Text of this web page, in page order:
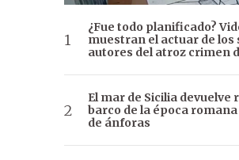
¿Fue todo planificado?
muestran el actuar de los
autores del atroz crimen
El mar de Sicilia devuelve
barco de la época
de ánforas